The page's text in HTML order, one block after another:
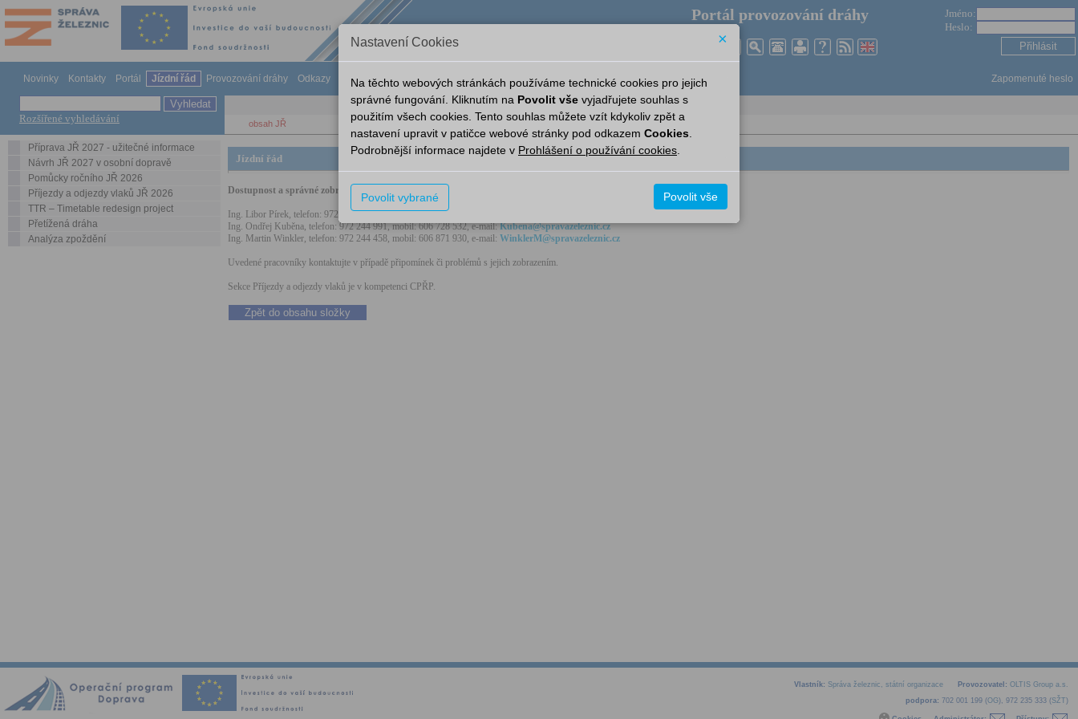
Portál provozování dráhy
Jméno:
Heslo:
Novinky Kontakty Portál Jízdní řád Provozování dráhy Odkazy Nápověda Provozní aplikace Aplikace Nový Portál Zapomenuté heslo
Rozšířené vyhledávání obsah JŘ
Příprava JŘ 2027 - užitečné informace
Návrh JŘ 2027 v osobní dopravě
Pomůcky ročního JŘ 2026
Příjezdy a odjezdy vlaků JŘ 2026
TTR – Timetable redesign project
Přetížená dráha
Analýza zpoždění
Jízdní řád
Dostupnost a správné zobrazování publikovaných informací, s výjimkou sekce Příjezdy a odjezdy vlaků, zajišťují:
Ing. Libor Pírek, telefon: 972 741 163, mobil: 725 144 220, e-mail:
Ing. Ondřej Kuběna, telefon: 972 244 991, mobil: 606 728 532, e-mail:Kubena@spravazeleznic.cz
Ing. Martin Winkler, telefon: 972 244 458, mobil: 606 871 930, e-mail: WinklerM@spravazeleznic.cz
Uvedené pracovníky kontaktujte v případě připomínek či problémů s jejich zobrazením.
Sekce Příjezdy a odjezdy vlaků je v kompetenci CPŘP.
Vlastník: Správa železnic, státní organizace Provozovatel: OLTIS Group a.s.
podpora: 702 001 199 (OG), 972 235 333 (SŽT)
Nastavení Cookies ×
Na těchto webových stránkách používáme technické cookies pro jejich
správné fungování. Kliknutím na Povolit vše vyjadřujete souhlas s
použitím všech cookies. Tento souhlas můžete vzít kdykoliv zpět a
nastavení upravit v patičce webové stránky pod odkazem Cookies
Podrobnější informace najdete v Prohlášení o používání cookies
Povolit vybrané Povolit vše